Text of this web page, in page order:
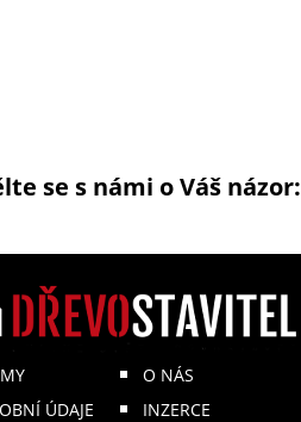
se s námi o Váš názor:
ÚDAJE
O NÁS
INZERCE